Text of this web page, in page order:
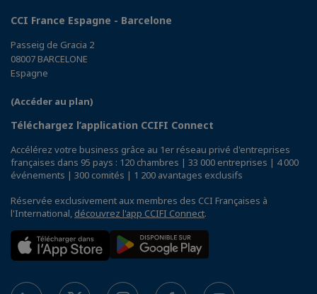
CCI France Espagne - Barcelone
Passeig de Gracia 2
08007 BARCELONE
Espagne
(Accéder au plan)
Téléchargez l’application CCIFI Connect
Accélérez votre business grâce au 1er réseau privé d'entreprises
françaises dans 95 pays : 120 chambres | 33 000 entreprises | 4 000
événements | 300 comités | 1 200 avantages exclusifs
Réservée exclusivement aux membres des CCI Françaises à
l'International, découvrez l'app CCIFI Connect.